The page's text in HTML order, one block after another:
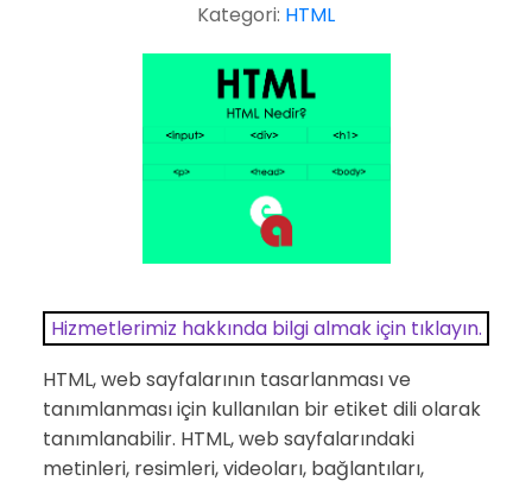
Kategori: HTML
Hizmetlerimiz hakkında bilgi almak için tıklayın.
HTML, web sayfalarının tasarlanması ve
tanımlanması için kullanılan bir etiket dili olarak
tanımlanabilir. HTML, web sayfalarındaki
metinleri, resimleri, videoları, bağlantıları,